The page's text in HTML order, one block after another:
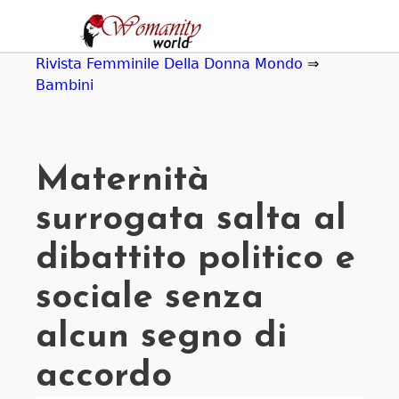
navigation
Rivista Femminile Della Donna Mondo ⇒
Bambini
Maternità
surrogata salta al
dibattito politico e
sociale senza
alcun segno di
accordo